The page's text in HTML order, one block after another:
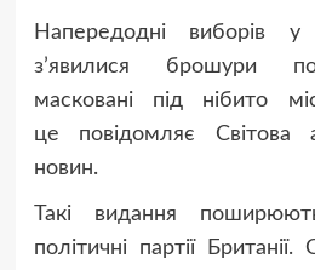
Напередодні виборів у
з’явилися брошури
масковані під нібито
це повідомляє Світова
новин.
Такі видання
політичні партії